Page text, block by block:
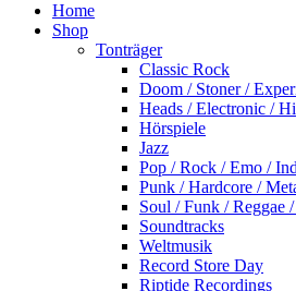
Home
Shop
Tonträger
Classic Rock
Doom / Stoner /
Heads / Electronic /
Hörspiele
Jazz
Pop / Rock / Emo /
Punk / Hardcore /
Soul / Funk / Reggae
Soundtracks
Weltmusik
Record Store Day
Riptide Recordings